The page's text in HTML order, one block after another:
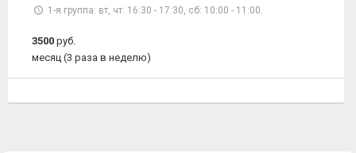
1-я группа: вт, чт: 16:30 - 17:30, сб: 10:00 - 11:00.
3500 руб.
месяц (3 раза в неделю)